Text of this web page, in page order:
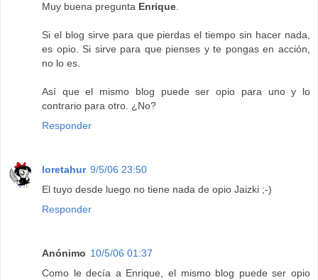
Muy buena pregunta Enrique
Si el blog sirve para que pierdas el tiempo sin hacer nada,
es opio. Si sirve para que pienses y te pongas en acción,
no lo es.
Así que el mismo blog puede ser opio para uno y lo
contrario para otro. ¿No?
Responder
loretahur 9/5/06 23:50
El tuyo desde luego no tiene nada de opio Jaizki ;-)
Responder
Anónimo 10/5/06 01:37
Como le decía a Enrique, el mismo blog puede ser opio